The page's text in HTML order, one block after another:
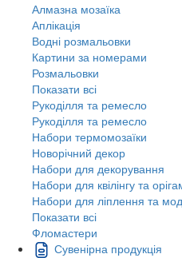
Алмазна мозаїка
Аплікація
Водні розмальовки
Картини за номерами
Розмальовки
Показати всі
Рукоділля та ремесло
Рукоділля та ремесло
Набори термомозаїки
Новорічний декор
Набори для декорування
Набори для квілінгу та
Набори для ліплення та
Показати всі
Фломастери
Сувенірна продукція